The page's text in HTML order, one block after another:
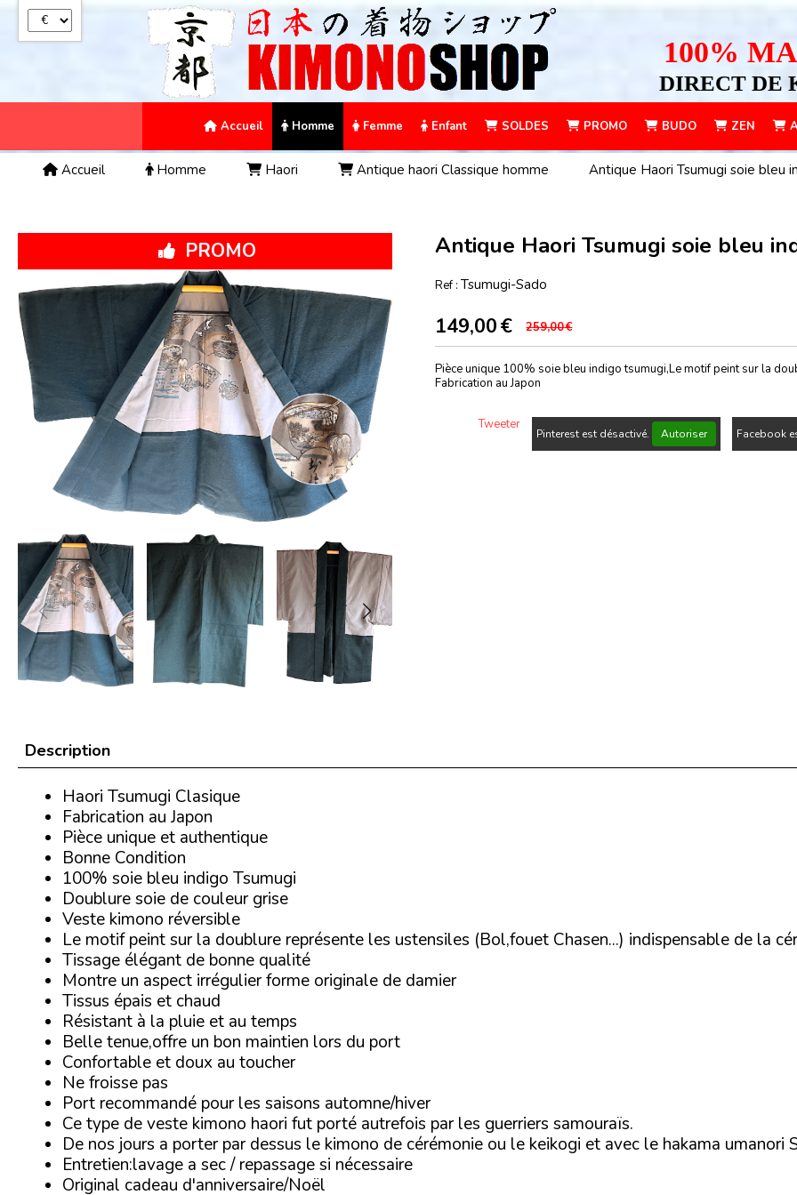
100%
DIRECT DE
Accueil Homme Femme Enfant SOLDES PROMO BUDO ZEN
Accueil Homme Haori Antique haori Classique homme Antique Haori Tsumugi soie bleu
PROMO Antique Haori Tsumugi soie bleu
Ref : Tsumugi-Sado
149,00€ 259,00€
Pièce unique 100% soie bleu indigo tsumugi,Le motif peint sur la
Fabrication au Japon
Tweeter
Pinterest est désactivé. Autoriser Facebook
Description
Haori Tsumugi Clasique
Fabrication au Japon
Pièce unique et authentique
Bonne Condition
100% soie bleu indigo Tsumugi
Doublure soie de couleur grise
Veste kimono réversible
Le motif peint sur la doublure représente les ustensiles (Bol,fouet Chasen...) indispensable de la
Tissage élégant de bonne qualité
Montre un aspect irrégulier forme originale de damier
Tissus épais et chaud
Résistant à la pluie et au temps
Belle tenue,offre un bon maintien lors du port
Confortable et doux au toucher
Ne froisse pas
Port recommandé pour les saisons automne/hiver
Ce type de veste kimono haori fut porté autrefois par les guerriers samouraïs.
De nos jours a porter par dessus le kimono de cérémonie ou le keikogi et avec le hakama umanori
Entretien:lavage a sec / repassage si nécessaire
Original cadeau d'anniversaire/Noël
Panneau de gestion des cookies